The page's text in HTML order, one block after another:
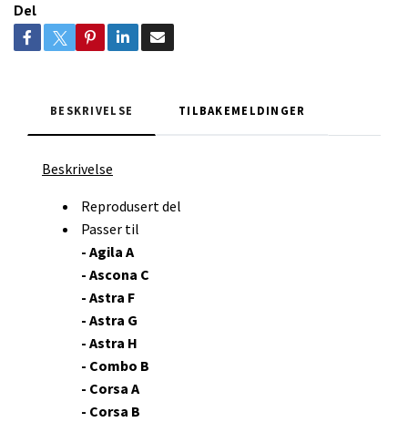
Del
BESKRIVELSE TILBAKEMELDINGER
Beskrivelse
Reprodusert del
Passer til
- Agila A
- Ascona C
- Astra F
- Astra G
- Astra H
- Combo B
- Corsa A
- Corsa B